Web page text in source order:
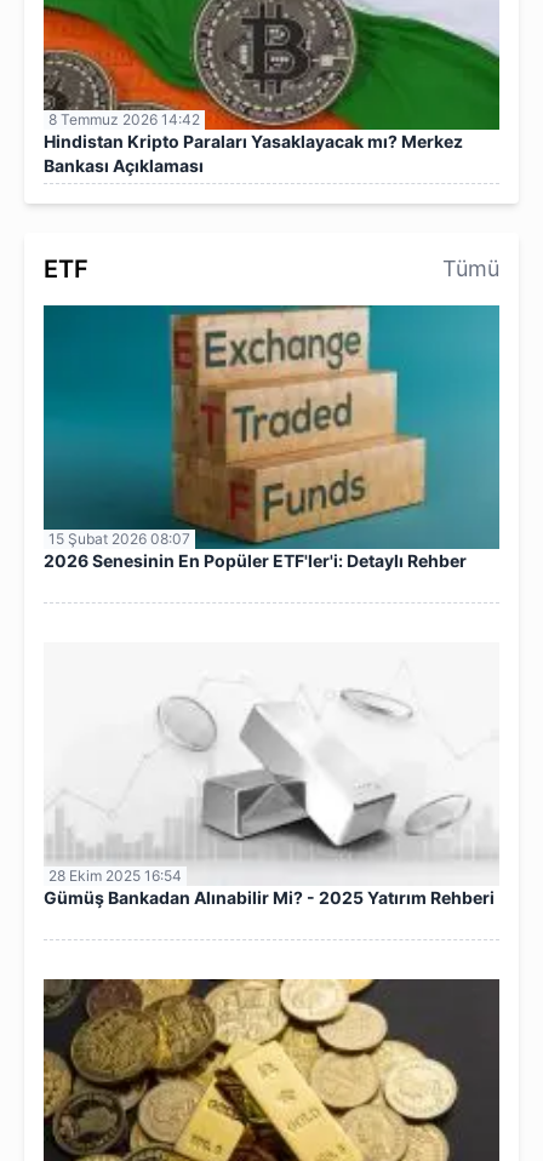
8 Temmuz 2026 14:42
Hindistan Kripto Paraları Yasaklayacak mı? Merkez
Bankası Açıklaması
ETF Tümü
15 Şubat 2026 08:07
2026 Senesinin En Popüler ETF'ler'i: Detaylı Rehber
28 Ekim 2025 16:54
Gümüş Bankadan Alınabilir Mi? - 2025 Yatırım Rehberi